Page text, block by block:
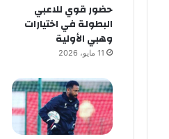
حضور قوي للاعبي
البطولة في اختيارات
وهبي الأولية
11 مايو، 2026